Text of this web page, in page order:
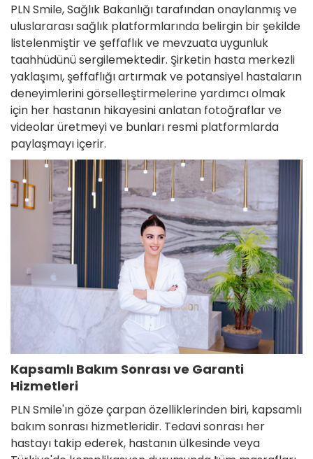
PLN Smile, Sağlık Bakanlığı tarafından onaylanmış ve
uluslararası sağlık platformlarında belirgin bir şekilde
listelenmiştir ve şeffaflık ve mevzuata uygunluk
taahhüdünü sergilemektedir. Şirketin hasta merkezli
yaklaşımı, şeffaflığı artırmak ve potansiyel hastaların
deneyimlerini görselleştirmelerine yardımcı olmak
için her hastanın hikayesini anlatan fotoğraflar ve
videolar üretmeyi ve bunları resmi platformlarda
paylaşmayı içerir.
Kapsamlı Bakım Sonrası ve Garanti
Hizmetleri
PLN Smile'ın göze çarpan özelliklerinden biri, kapsamlı
bakım sonrası hizmetleridir. Tedavi sonrası her
hastayı takip ederek, hastanın ülkesinde veya